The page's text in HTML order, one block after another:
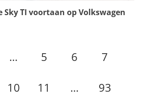
Sky TI voortaan op Volkswagen
… 5 6 7
10 11 … 93